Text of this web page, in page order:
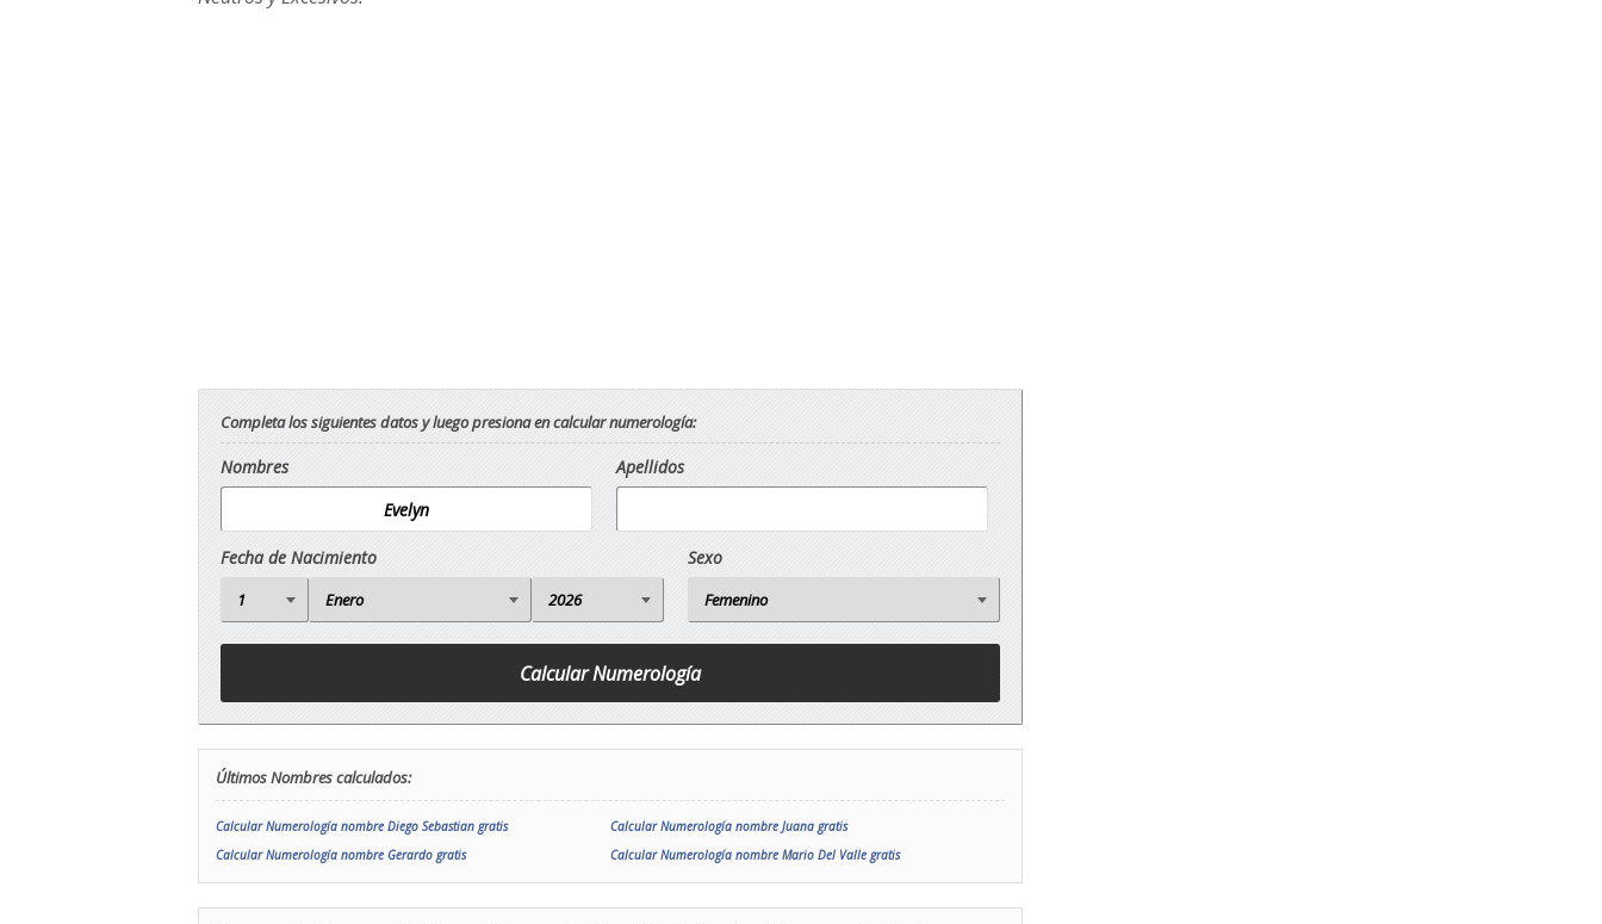
Completa los siguientes datos y luego presiona en calcular numerología:
Nombres Apellidos
Fecha de Nacimiento Sexo
Últimos Nombres calculados:
Calcular Numerología nombre Diego Sebastian gratis
Calcular Numerología nombre Juana gratis
Calcular Numerología nombre Gerardo gratis
Calcular Numerología nombre Mario Del Valle gratis